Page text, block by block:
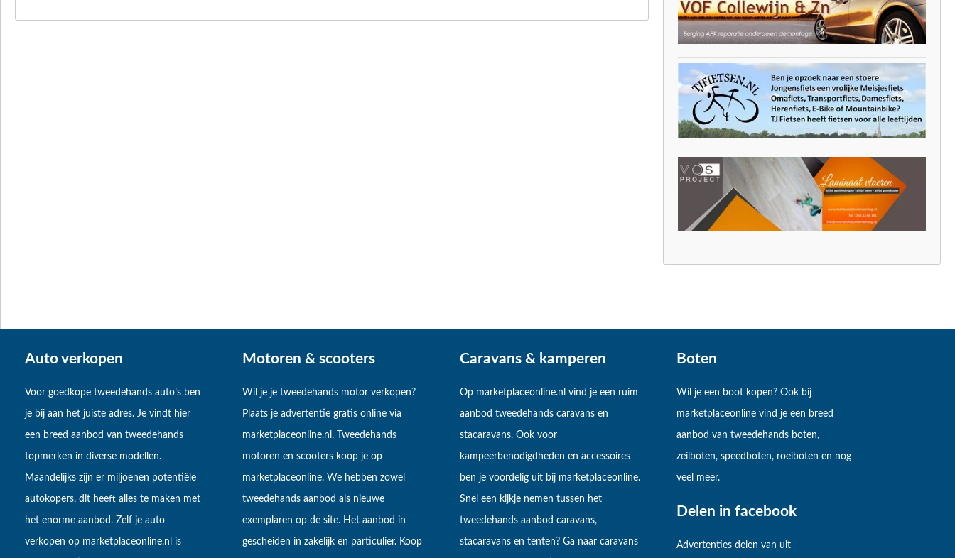
Auto verkopen
Voor goedkope tweedehands auto’s ben
je bij aan het juiste adres. Je vindt hier
een breed aanbod van tweedehands
topmerken in diverse modellen.
Maandelijks zijn er miljoenen potentiële
autokopers, dit heeft alles te maken met
het enorme aanbod. Zelf je auto
verkopen op marketplaceonline.nl is
Motoren & scooters
Wil je je tweedehands motor verkopen?
Plaats je advertentie gratis online via
marketplaceonline.nl. Tweedehands
motoren en scooters koop je op
marketplaceonline. We hebben zowel
tweedehands aanbod als nieuwe
exemplaren op de site. Het aanbod in
gescheiden in zakelijk en particulier. Koop
Caravans & kamperen
Op marketplaceonline.nl vind je een ruim
aanbod tweedehands caravans en
stacaravans. Ook voor
kampeerbenodigdheden en accessoires
ben je voordelig uit bij marketplaceonline.
Snel een kijkje nemen tussen het
tweedehands aanbod caravans,
stacaravans en tenten? Ga naar caravans
Boten
Wil je een boot kopen? Ook bij
marketplaceonline vind je een breed
aanbod van tweedehands boten,
zeilboten, speedboten, roeiboten en nog
veel meer.
Delen in facebook
Advertenties delen van uit